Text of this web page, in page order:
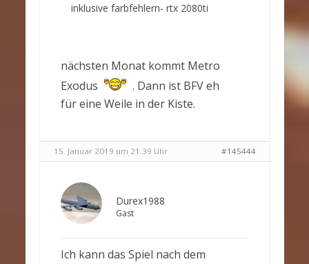
inklusive farbfehlern- rtx 2080ti
nächsten Monat kommt Metro
Exodus
. Dann ist BFV eh
für eine Weile in der Kiste.
15. Januar 2019 um 21:39 Uhr #145444
Durex1988
Gast
Ich kann das Spiel nach dem